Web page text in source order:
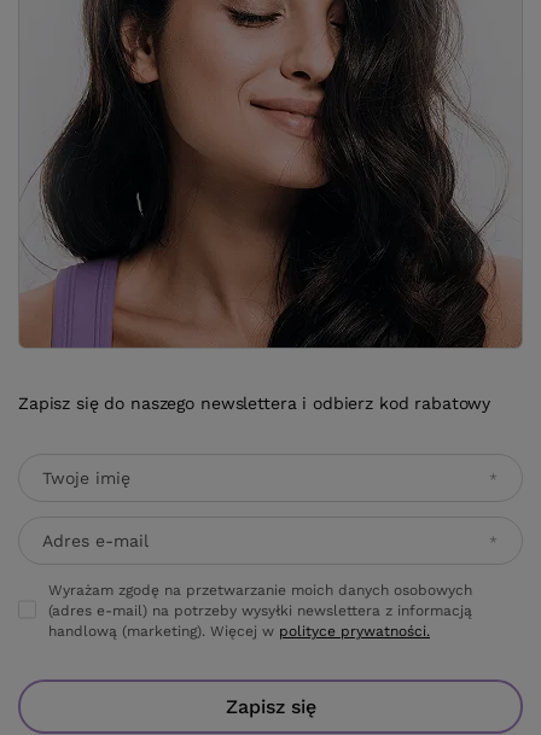
Zapisz się do naszego newslettera i odbierz kod rabatowy
Twoje imię
Adres e-mail
Wyrażam zgodę na przetwarzanie moich danych osobowych
(adres e-mail) na potrzeby wysyłki newslettera z informacją
handlową (marketing). Więcej w polityce prywatności.
Zapisz się